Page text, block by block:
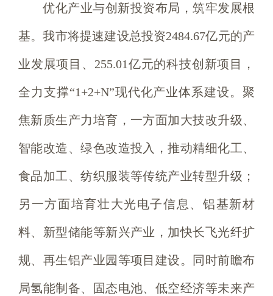
优化产业与创新投资布局，筑牢发展根
基。我市将提速建设总投资2484.67亿元的产
业发展项目、255.01亿元的科技创新项目，
全力支撑“1+2+N”现代化产业体系建设。聚
焦新质生产力培育，一方面加大技改升级、
智能改造、绿色改造投入，推动精细化工、
食品加工、纺织服装等传统产业转型升级；
另一方面培育壮大光电子信息、铝基新材
料、新型储能等新兴产业，加快长飞光纤扩
规、再生铝产业园等项目建设。同时前瞻布
局氢能制备、固态电池、低空经济等未来产